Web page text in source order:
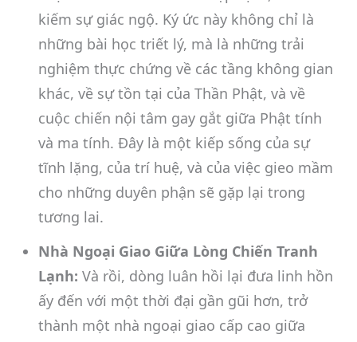
kiếm sự giác ngộ. Ký ức này không chỉ là
những bài học triết lý, mà là những trải
nghiệm thực chứng về các tầng không gian
khác, về sự tồn tại của Thần Phật, và về
cuộc chiến nội tâm gay gắt giữa Phật tính
và ma tính. Đây là một kiếp sống của sự
tĩnh lặng, của trí huệ, và của việc gieo mầm
cho những duyên phận sẽ gặp lại trong
tương lai.
Nhà Ngoại Giao Giữa Lòng Chiến Tranh
Lạnh:Và rồi, dòng luân hồi lại đưa linh hồn
ấy đến với một thời đại gần gũi hơn, trở
thành một nhà ngoại giao cấp cao giữa